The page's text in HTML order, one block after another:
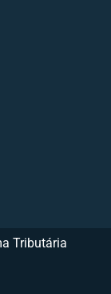
Tributária